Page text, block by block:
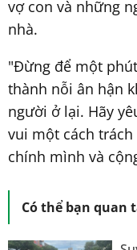
vợ con và những
nhà.
"Đừng để một
thành nỗi ân hận
người ở lại. Hãy
vui một cách
chính mình và
Có thể bạn quan